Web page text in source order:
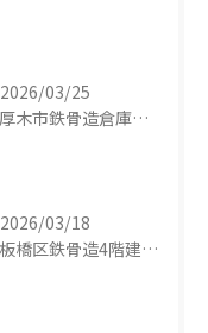
2026/03/25
🚧厚木市鉄骨造倉庫解体工事🚧
2026/03/18
🚧板橋区鉄骨造4階建て解体工事🚧